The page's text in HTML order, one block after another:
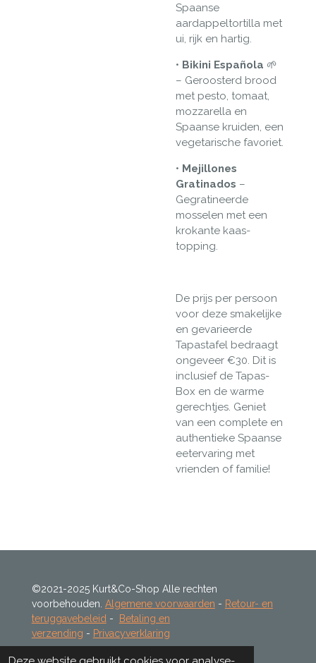
Spaanse
aardappeltortilla met
ui, rijk en hartig.
• Bikini Española 🌱
– Geroosterd brood
met pesto, tomaat,
mozzarella en
Spaanse kruiden, een
vegetarische favoriet.
• Mejillones
Gratinados –
Gegratineerde
mosselen met een
krokante kaas-
topping.
De prijs per persoon
voor deze smakelijke
en gevarieerde
Tapastafel bedraagt
ongeveer €30. Dit is
inclusief de Tapas-
Box en de warme
gerechtjes. Geniet
van een complete en
authentieke Spaanse
eetervaring met
vrienden of familie!
©2021-2025 Kurt&Co-Shop Alle rechten
voorbehouden. Algemene voorwaarden - Retour- en
teruggavebeleid-
Betaling en
verzending - Privacyverklaring